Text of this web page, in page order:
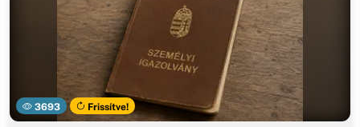
3693 Frissítve!